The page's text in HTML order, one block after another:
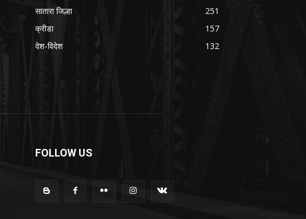
सातारा जिल्हा
251
क्रीडा
157
देश-विदेश
132
FOLLOW US